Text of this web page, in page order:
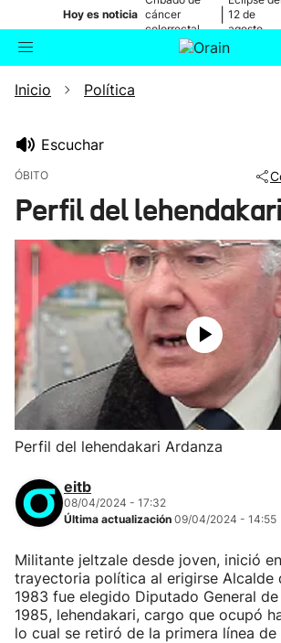
Hoy es noticia cáncer
colorrectal
12 de
agosto
Buscador
Ikusmiran
Eguraldia
Inicio Política
Escuchar
ÓBITO
Perfil del
Perfil del lehendakari Ardanza
eitb
08/04/2024 - 17:32
Última actualización 09/04/2024 - 14:55
Militante jeltzale desde joven, inició
trayectoria política al erigirse Alcalde
1983 fue elegido Diputado General
1985, lehendakari, cargo que ocupó
lo cual se retiró de la primera línea